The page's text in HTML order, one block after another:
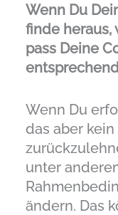
Wenn Du
finde heraus,
pass Deine
Wenn Du
das aber
unter
ändern. Das